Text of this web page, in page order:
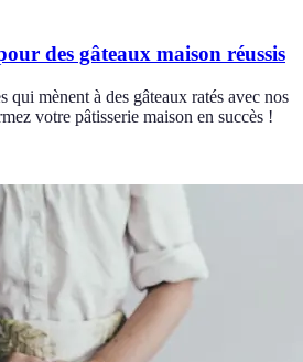
des gâteaux maison réussis
qui mènent à des gâteaux ratés avec nos
votre pâtisserie maison en succès !